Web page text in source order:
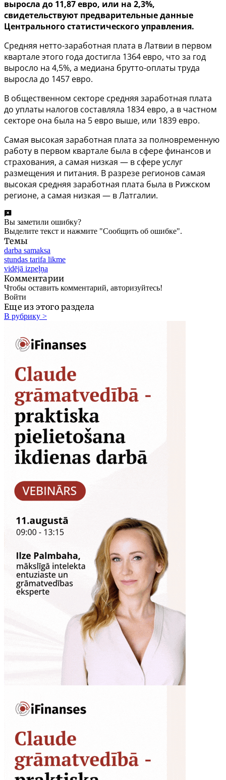
выросла до 11,87 евро, или на 2,3%,
свидетельствуют предварительные данные
Центрального статистического управления.
Средняя нетто-заработная плата в Латвии в первом
квартале этого года достигла 1364 евро, что за год
выросло на 4,5%, а медиана брутто-оплаты труда
выросла до 1457 евро.
В общественном секторе средняя заработная плата
до уплаты налогов составляла 1834 евро, а в частном
секторе она была на 5 евро выше, или 1839 евро.
Самая высокая заработная плата за полновременную
работу в первом квартале была в сфере финансов и
страхования, а самая низкая — в сфере услуг
размещения и питания. В разрезе регионов самая
высокая средняя заработная плата была в Рижском
регионе, а самая низкая — в Латгалии.
Вы заметили ошибку?
Выделите текст и нажмите "Сообщить об ошибке".
Темы
darba samaksa
stundas tarifa likme
vidējā izpeļņa
Комментарии
Чтобы оставить комментарий, авторизуйтесь!
Войти
Еще из этого раздела
В рубрику >